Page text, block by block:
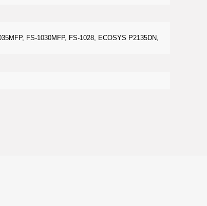
FS-1030MFP, FS-1028, ECOSYS P2135DN,